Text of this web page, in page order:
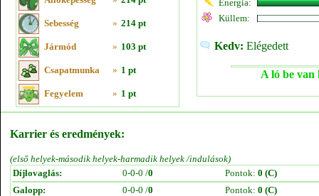
Sebesség » 214 pt
Jármód » 103 pt
Csapatmunka » 1 pt
Fegyelem » 1 pt
Energia:
Küllem:
Kedv: Elégedett
A ló be van
Karrier és eredmények:
(első helyek-második helyek-harmadik helyek /indulások)
Díjlovaglás:
0-0-0 /0 Pontok: 0 (C)
Galopp:
0-0-0 /0 Pontok: 0 (C)